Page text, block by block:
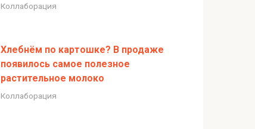
Коллаборация
Хлебнём по картошке? В продаже
появилось самое полезное
растительное молоко
Коллаборация